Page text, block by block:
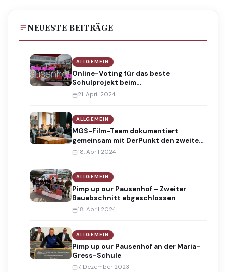
NEUESTE BEITRÄGE
ALLGEMEIN
Online-Voting für das beste
Schulprojekt beim
Handwerkswettbewerb „MACH
21. April 2024
ALLGEMEIN
MGS-Film-Team dokumentiert
gemeinsam mit DerPunkt den zweiten
Bauabschnitt von Pimp-up-our-
18. April 2024
ALLGEMEIN
Pimp up our Pausenhof – Zweiter
Bauabschnitt abgeschlossen
18. April 2024
ALLGEMEIN
Pimp up our Pausenhof an der Maria-
Gress-Schule
7. Dezember 2023